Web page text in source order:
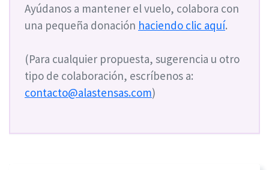
Ayúdanos a mantener el vuelo, colabora con
una pequeña donación haciendo clic aquí.
(Para cualquier propuesta, sugerencia u otro
tipo de colaboración, escríbenos a:
contacto@alastensas.com)